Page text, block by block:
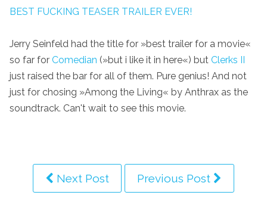
BEST FUCKING TEASER TRAILER EVER!
Jerry Seinfeld had the title for »best trailer for a movie«
so far for Comedian (»but i like it in here«) but Clerks II
just raised the bar for all of them. Pure genius! And not
just for chosing »Among the Living« by Anthrax as the
soundtrack. Can't wait to see this movie.
Next Post Previous Post